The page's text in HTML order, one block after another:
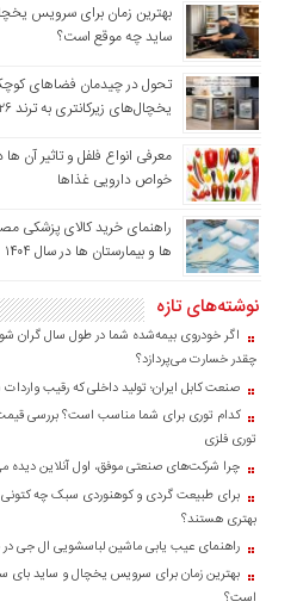
بهترین زمان برای سرویس
ساید چه موقع است؟
تحول در چیدمان فضاهای
یخچال‌های زیرکانتری به ترند ۲۰۲۶ تبدیل شدند؟
معرفی انواع فلفل و تاثیر آن
خواص دارویی غذاها
راهنمای خرید کالای پزشکی
ها و بیمارستان ها در سال ۱۴۰۴
نوشته‌های تازه
اگر خودروی بیمه‌شده شما در طول سال گران
چقدر خسارت می‌پردازد؟
صنعت کابل ایران؛ تولید داخلی که رقیب
کدام توری برای شما مناسب است؟ بررسی
توری فلزی
چرا شرکت‌های صنعتی موفق، اول آنلاین دیده
برای طبیعت گردی و کوهنوردی سبک چه
بهتری هستند؟
راهنمای عیب یابی ماشین لباسشویی ال جی در
بهترین زمان برای سرویس یخچال و ساید بای
است؟